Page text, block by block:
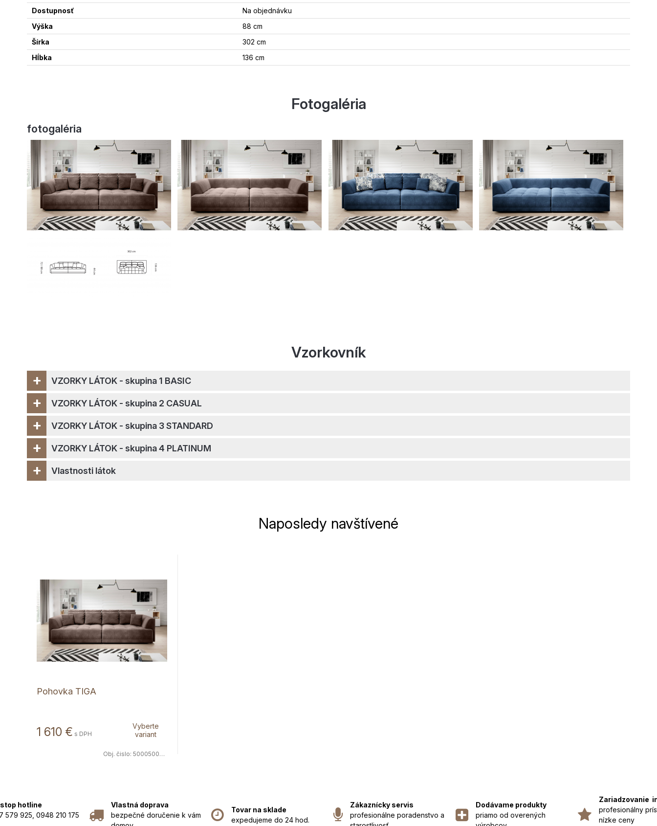
Dostupnosť
Na objednávku
Výška
88 cm
Šírka
302 cm
Hĺbka
136 cm
Fotogaléria
fotogaléria
Vzorkovník
VZORKY LÁTOK - skupina 1 BASIC
+
VZORKY LÁTOK - skupina 2 CASUAL
+
VZORKY LÁTOK - skupina 3 STANDARD
+
VZORKY LÁTOK - skupina 4 PLATINUM
+
Vlastnosti látok
+
Naposledy navštívené
Pohovka TIGA
1 610 € s DPH
Vyberte
variant
Obj. čislo:5000500076
hotline
579 925, 0948 210 175
Vlastná doprava
bezpečné doručenie k vám
Tovar na sklade
expedujeme do 24 hod.
Zákaznícky servis
profesionálne poradenstvo a
Dodávame produkty
priamo od overených
Zariadzovanie
profesionálny
nízke ceny